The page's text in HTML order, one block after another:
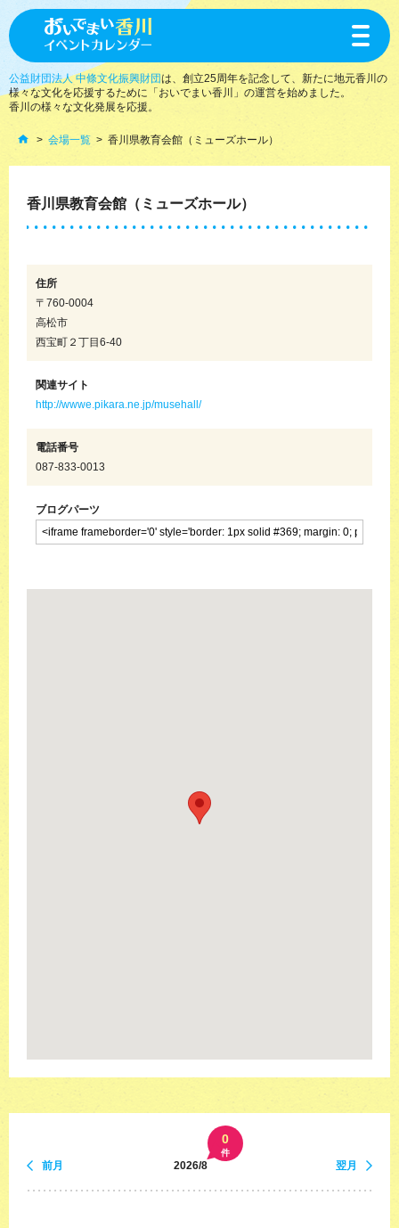
toggle
公益財団法人 中條文化振興財団は、創立25周年を記念して、新たに地元香川の
様々な文化を応援するために「おいでまい香川」の運営を始めました。
香川の様々な文化発展を応援。
会場一覧 香川県教育会館（ミューズホール）
香川県教育会館（ミューズホール）
住所
〒760-0004
高松市
西宝町２丁目6-40
関連サイト
http://wwwe.pikara.ne.jp/musehall/
電話番号
087-833-0013
ブログパーツ
前月 2026/8
0
件
翌月